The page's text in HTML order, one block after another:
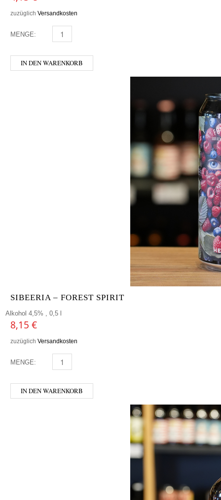
zuzüglich Versandkosten
MENGE: MONYO - CHERRY HERO MENGE
IN DEN WARENKORB
SIBEERIA – FOREST SPIRIT
Alkohol 4,5% , 0,5 l
8,15 €
zuzüglich Versandkosten
MENGE: SIBEERIA - FOREST SPIRIT MENGE
IN DEN WARENKORB